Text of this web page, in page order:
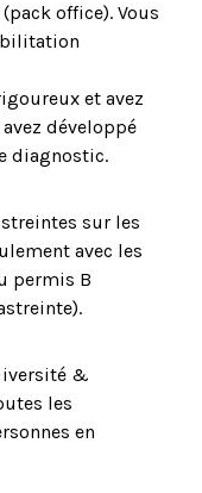
office). Vous
et avez
développé
diagnostic.
sur les
avec les
permis B
&
les
en